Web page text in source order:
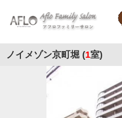
ノイメゾン京町堀 (1室)